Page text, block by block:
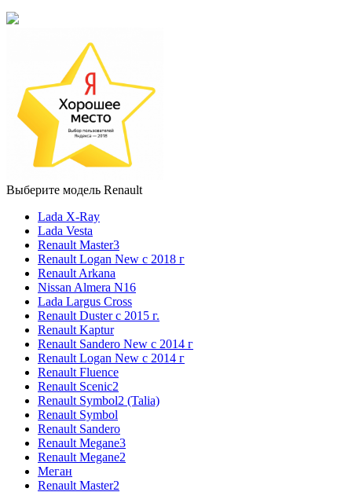
Выберите модель Renault
Lada X-Ray
Lada Vesta
Renault Master3
Renault Logan New с 2018 г
Renault Arkana
Nissan Almera N16
Lada Largus Cross
Renault Duster с 2015 г.
Renault Kaptur
Renault Sandero New с 2014 г
Renault Logan New с 2014 г
Renault Fluence
Renault Scenic2
Renault Symbol2 (Talia)
Renault Symbol
Renault Sandero
Renault Megane3
Renault Megane2
Меган
Renault Master2